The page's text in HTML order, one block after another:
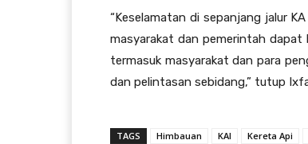
“Keselamatan di sepanjang jalur
masyarakat dan pemerintah dapat
termasuk masyarakat dan para
dan pelintasan sebidang,” tutup
TAGS Himbauan KAI Kereta Api